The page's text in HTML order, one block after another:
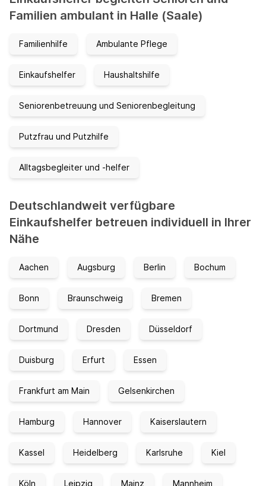
Familien ambulant in Halle (Saale)
Familienhilfe Ambulante Pflege
Einkaufshelfer Haushaltshilfe
Seniorenbetreuung und Seniorenbegleitung
Putzfrau und Putzhilfe
Alltagsbegleiter und -helfer
Deutschlandweit verfügbare
Einkaufshelfer betreuen individuell in Ihrer
Nähe
Aachen Augsburg Berlin Bochum
Bonn Braunschweig Bremen
Dortmund Dresden Düsseldorf
Duisburg Erfurt Essen
Frankfurt am Main Gelsenkirchen
Hamburg Hannover Kaiserslautern
Kassel Heidelberg Karlsruhe Kiel
Köln Leipzig Mainz Mannheim